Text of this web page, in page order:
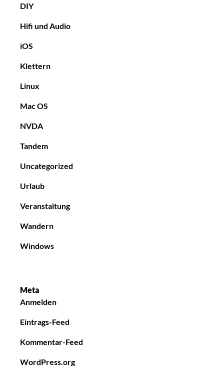
DIY
Hifi und Audio
iOS
Klettern
Linux
Mac OS
NVDA
Tandem
Uncategorized
Urlaub
Veranstaltung
Wandern
Windows
Meta
Anmelden
Eintrags-Feed
Kommentar-Feed
WordPress.org